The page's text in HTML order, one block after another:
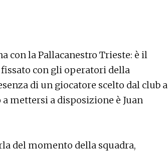
con la Pallacanestro Trieste: è il
con gli operatori della
di un giocatore scelto dal club a
mettersi a disposizione è Juan
del momento della squadra,